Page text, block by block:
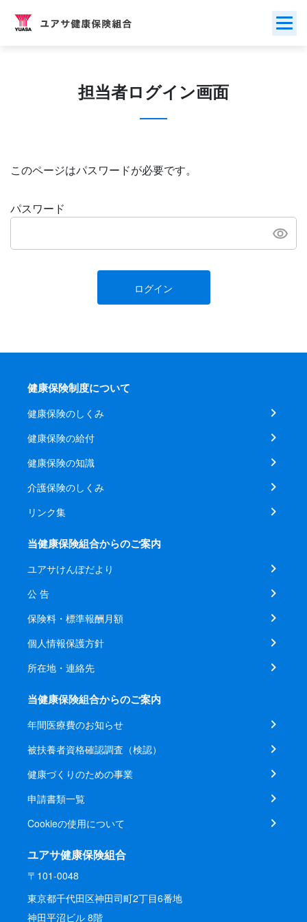
担当者ログイン画面
このページはパスワードが必要です。
パスワード
ログイン
健康保険制度について
健康保険のしくみ
健康保険の給付
健康保険の知識
介護保険のしくみ
リンク集
当健康保険組合からのご案内
ユアサけんぽだより
公 告
保険料・標準報酬月額
個人情報保護方針
所在地・連絡先
当健康保険組合からのご案内
年間医療費のお知らせ
被扶養者資格確認調査（検認）
健康づくりのための事業
申請書類一覧
Cookieの使用について
ユアサ健康保険組合
〒101-0048
東京都千代田区神田司町2丁目6番地
神田平沼ビル 8階